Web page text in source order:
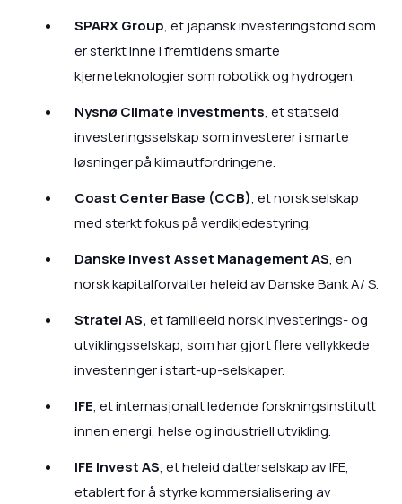
SPARX Group, et japansk investeringsfond som
er sterkt inne i fremtidens smarte
kjerneteknologier som robotikk og hydrogen.
Nysnø Climate Investments, et statseid
investeringsselskap som investerer i smarte
løsninger på klimautfordringene.
Coast Center Base (CCB), et norsk selskap
med sterkt fokus på verdikjedestyring.
Danske Invest Asset Management AS, en
norsk kapitalforvalter heleid av Danske Bank A/ S.
Stratel AS, et familieeid norsk investerings- og
utviklingsselskap, som har gjort flere vellykkede
investeringer i start-up-selskaper.
IFE, et internasjonalt ledende forskningsinstitutt
innen energi, helse og industriell utvikling.
IFE Invest AS, et heleid datterselskap av IFE,
etablert for å styrke kommersialisering av